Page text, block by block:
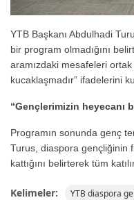
YTB Başkanı Abdulhadi
bir program olmadığını
aramızdaki mesafeleri
kucaklaşmadır” ifadelerini
“Gençlerimizin heyecanı
Programın sonunda genç
Turus, diaspora gençliğinin
kattığını belirterek tüm
Kelimeler: YTB diaspora